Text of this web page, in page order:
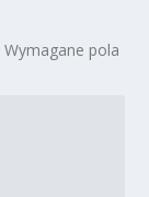
Wymagane pola